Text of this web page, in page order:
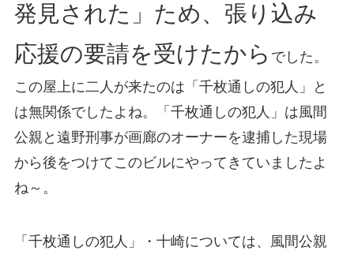
発見された」ため、張り込み
応援の要請を受けたから でした。
この屋上に二人が来たのは「千枚通しの犯人」と
は無関係でしたよね。「千枚通しの犯人」は風間
公親と遠野刑事が画廊のオーナーを逮捕した現場
から後をつけてこのビルにやってきていましたよ
ね～。
「千枚通しの犯人」・十崎については、風間公親